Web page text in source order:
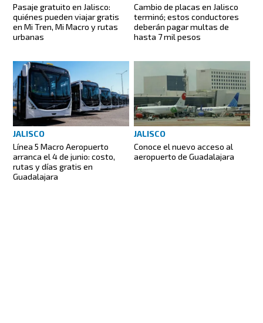
Pasaje gratuito en Jalisco:
quiénes pueden viajar gratis
en Mi Tren, Mi Macro y rutas
urbanas
Cambio de placas en Jalisco
terminó; estos conductores
deberán pagar multas de
hasta 7 mil pesos
JALISCO
Línea 5 Macro Aeropuerto
arranca el 4 de junio: costo,
rutas y días gratis en
Guadalajara
JALISCO
Conoce el nuevo acceso al
aeropuerto de Guadalajara